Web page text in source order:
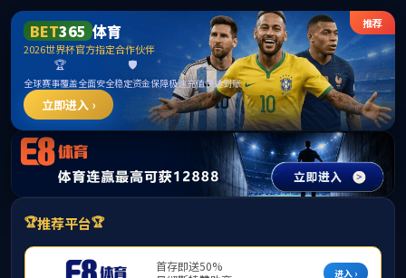
bevictor伟德-bv伟德国际体育官方网站